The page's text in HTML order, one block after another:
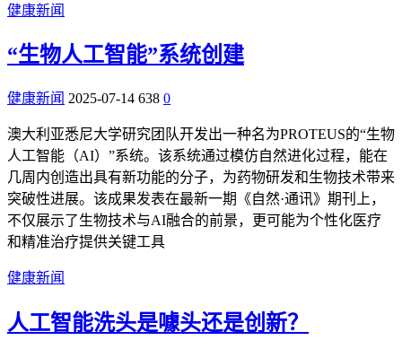
健康新闻
“生物人工智能”系统创建
健康新闻 2025-07-14 638 0
澳大利亚悉尼大学研究团队开发出一种名为PROTEUS的“生物
人工智能（AI）”系统。该系统通过模仿自然进化过程，能在
几周内创造出具有新功能的分子，为药物研发和生物技术带来
突破性进展。该成果发表在最新一期《自然·通讯》期刊上，
不仅展示了生物技术与AI融合的前景，更可能为个性化医疗
和精准治疗提供关键工具
健康新闻
人工智能洗头是噱头还是创新？